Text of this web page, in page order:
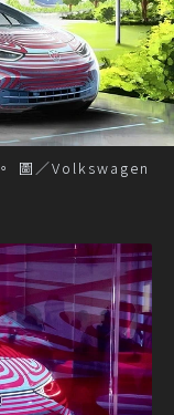
圖／Volkswagen